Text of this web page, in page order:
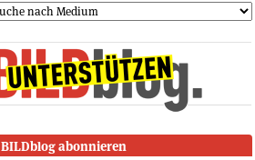
BILDblog abonnieren